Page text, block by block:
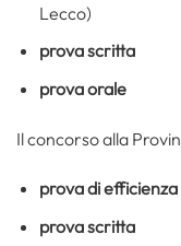
Lecco)
prova scritta
prova orale
Il concorso alla
prova di
prova scritta